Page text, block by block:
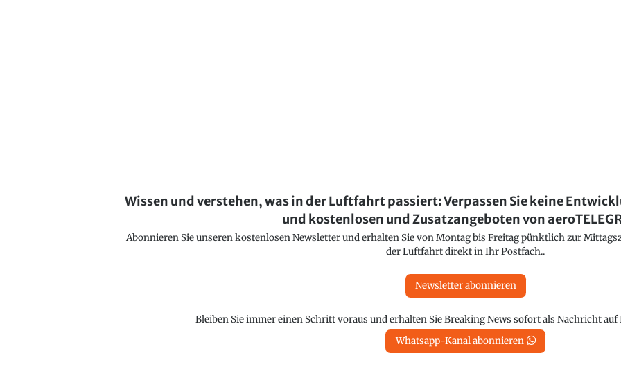
Wissen und verstehen, was in der Luftfahrt passiert: Verpassen Sie keine
und kostenlosen und Zusatzangeboten von
Abonnieren Sie unseren kostenlosen Newsletter und erhalten Sie von Montag bis Freitag pünktlich zur
der Luftfahrt direkt in Ihr Postfach..
Newsletter abonnieren
Bleiben Sie immer einen Schritt voraus und erhalten Sie Breaking News sofort als Nachricht
Whatsapp-Kanal abonnieren